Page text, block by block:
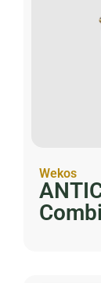
Wekos
Combi